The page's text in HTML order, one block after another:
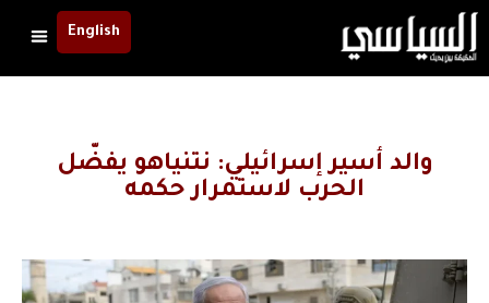
English
والد أسير إسرائيلي: نتنياهو يفضّل
الحرب لاستمرار حكمه